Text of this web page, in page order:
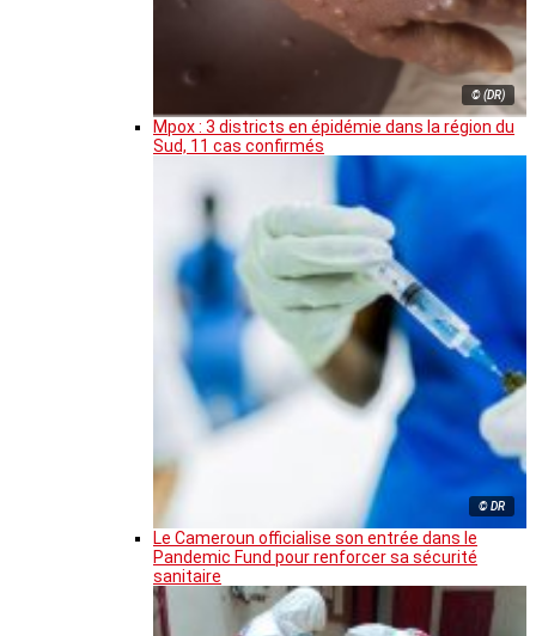
© (DR)
Mpox : 3 districts en épidémie dans la région du
Sud, 11 cas confirmés
© DR
Le Cameroun officialise son entrée dans le
Pandemic Fund pour renforcer sa sécurité
sanitaire